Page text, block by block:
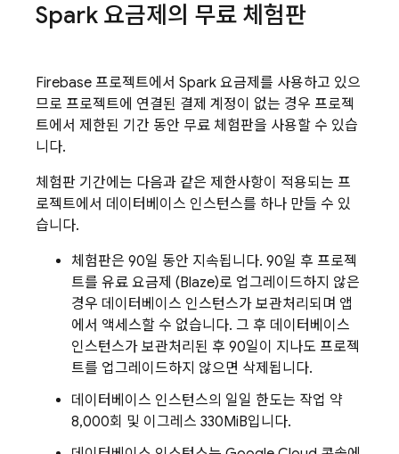
Spark 요금제의 무료 체험판
Firebase 프로젝트에서 Spark 요금제를 사용하고 있으
므로 프로젝트에 연결된 결제 계정이 없는 경우 프로젝
트에서 제한된 기간 동안 무료 체험판을 사용할 수 있습
니다.
체험판 기간에는 다음과 같은 제한사항이 적용되는 프
로젝트에서 데이터베이스 인스턴스를 하나 만들 수 있
습니다.
체험판은 90일 동안 지속됩니다. 90일 후 프로젝
트를 유료 요금제 (Blaze)로 업그레이드하지 않은
경우 데이터베이스 인스턴스가 보관처리되며 앱
에서 액세스할 수 없습니다. 그 후 데이터베이스
인스턴스가 보관처리된 후 90일이 지나도 프로젝
트를 업그레이드하지 않으면 삭제됩니다.
데이터베이스 인스턴스의 일일 한도는 작업 약
8,000회 및 이그레스 330MiB입니다.